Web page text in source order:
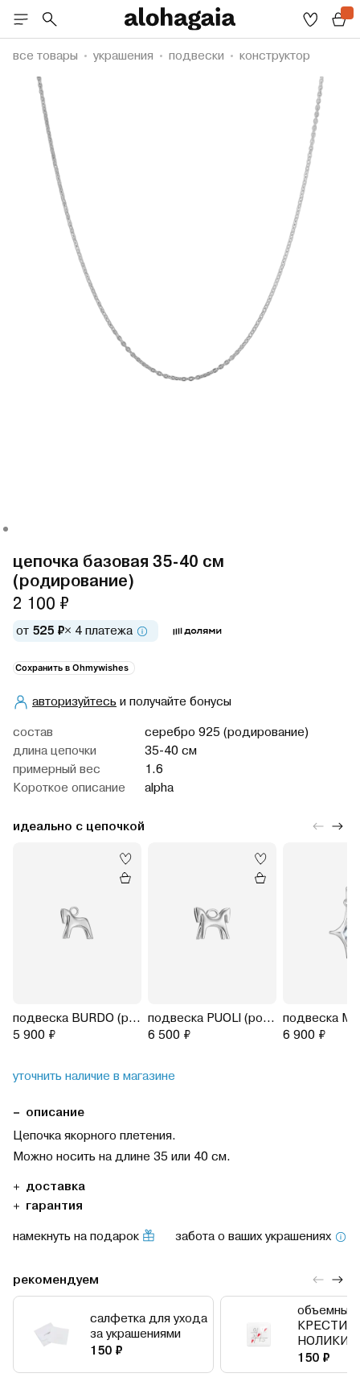
все товары украшения подвески конструктор
цепочка базовая 35-40 см
(родирование)
2 100 ₽
от 525 ₽× 4 платежа
Сохранить в Ohmywishes
авторизуйтесьи получайте бонусы
cостав
серебро 925 (родирование)
длина цепочки
35-40 см
примерный вес
1.6
Короткое описание
alpha
идеально с цепочкой
подвеска BURDO (родирование)
5 900 ₽
подвеска PUOLI (родирование)
6 500 ₽
6 900 ₽
уточнить наличие в магазине
описание
Цепочка якорного плетения.
Можно носить на длине 35 или 40 см.
доставка
гарантия
намекнуть на подарок
забота о ваших украшениях
рекомендуем
салфетка для ухода
за украшениями
150 ₽
объемный
НОЛИКИ
150 ₽